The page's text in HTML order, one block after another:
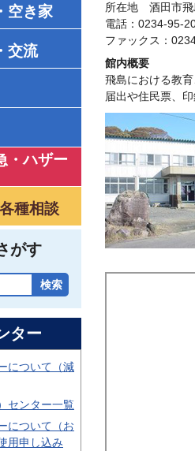
空き家
交流
・ハザー
各種相談
がす
所在地 酒田市飛
電話：0234-95-
ファックス：
館内概要
飛島における教
届出や住民票、
ター
について（減
センター一覧
について（お
用申し込み